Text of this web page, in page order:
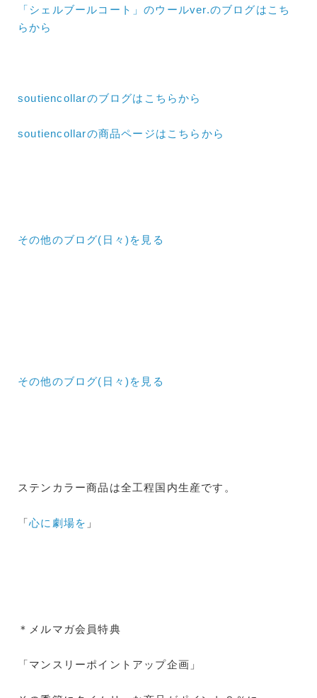
「シェルブールコート」のウールver.のブログはこち
らから
soutiencollarのブログはこちらから
soutiencollarの商品ページはこちらから
その他のブログ(日々) を見る
その他のブログ(日々) を見る
ステンカラー商品は全工程国内生産です。
「心に劇場を 」
＊メルマガ会員特典
「マンスリーポイントアップ企画」